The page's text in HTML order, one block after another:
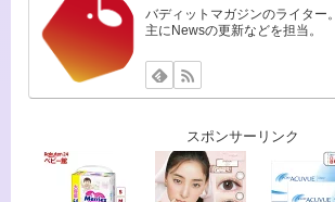
バディットマガジンのライター。
主にNewsの更新などを担当。
スポンサーリンク